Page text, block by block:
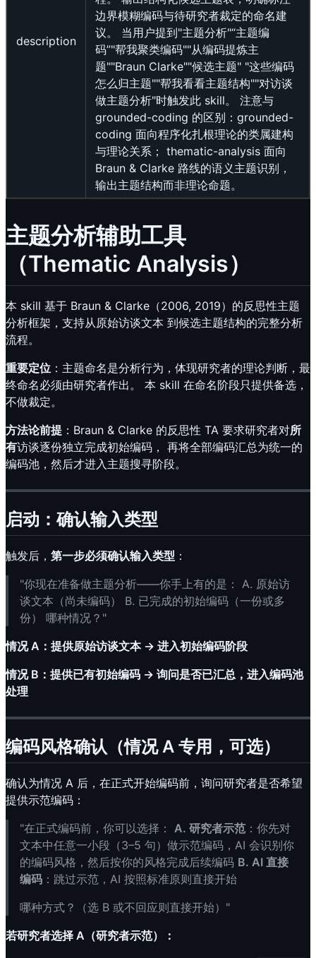
description
边界模糊编码与待研究者裁定的命名建
议。 当用户提到"主题分析"“主题编
码”"帮我聚类编码""从编码提炼主
题""Braun Clarke""候选主题" "这些编码
怎么归主题""帮我看看主题结构""对访谈
做主题分析"时触发此 skill。 注意与
grounded-coding 的区别：grounded-
coding 面向程序化扎根理论的类属建构
与理论关系； thematic-analysis 面向
Braun & Clarke 路线的语义主题识别，
输出主题结构而非理论命题。
主题分析辅助工具
（Thematic Analysis）
本 skill 基于 Braun & Clarke（2006, 2019）的反思性主题
分析框架，支持从原始访谈文本 到候选主题结构的完整分析
流程。
重要定位 ：主题命名是分析行为，体现研究者的理论判断，最
终命名必须由研究者作出。 本 skill 在命名阶段只提供备选，
不做裁定。
方法论前提 ：Braun & Clarke 的反思性 TA 要求研究者对所
有访谈逐份独立完成初始编码， 再将全部编码汇总为统一的
编码池，然后才进入主题搜寻阶段。
启动：确认输入类型
触发后， 第一步必须确认输入类型 ：
"你现在准备做主题分析——你手上有的是： A. 原始访
谈文本（尚未编码） B. 已完成的初始编码（一份或多
份） 哪种情况？"
情况 A：提供原始访谈文本 → 进入初始编码阶段
情况 B：提供已有初始编码 → 询问是否已汇总，进入编码池
处理
编码风格确认（情况 A 专用，可选）
确认为情况 A 后，在正式开始编码前，询问研究者是否希望
提供示范编码：
"在正式编码前，你可以选择： A. 研究者示范 ：你先对
文本中任意一小段（3–5 句）做示范编码，AI 会识别你
的编码风格，然后按你的风格完成后续编码 B. AI 直接
编码 ：跳过示范，AI 按照标准原则直接开始
哪种方式？（选 B 或不回应则直接开始）"
若研究者选择 A（研究者示范）：